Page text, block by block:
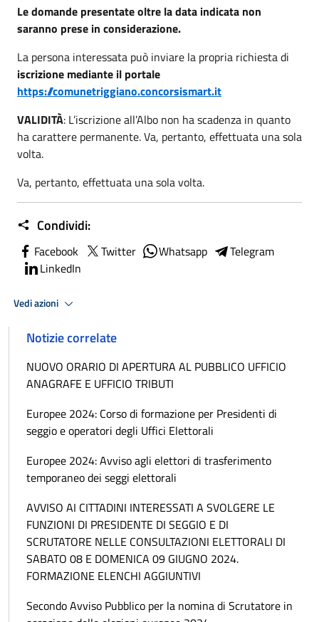
Le domande presentate oltre la data indicata non
saranno prese in considerazione.
La persona interessata può inviare la propria richiesta di
iscrizione mediante il portale
https://comunetriggiano.concorsismart.it
VALIDITÀ: L’iscrizione all’Albo non ha scadenza in quanto
ha carattere permanente. Va, pertanto, effettuata una sola
volta.
Va, pertanto, effettuata una sola volta.
Condividi:
Facebook Twitter Whatsapp
Telegram
LinkedIn
Vedi azioni
Notizie correlate
NUOVO ORARIO DI APERTURA AL PUBBLICO UFFICIO
ANAGRAFE E UFFICIO TRIBUTI
Europee 2024: Corso di formazione per Presidenti di
seggio e operatori degli Uffici Elettorali
Europee 2024: Avviso agli elettori di trasferimento
temporaneo dei seggi elettorali
AVVISO AI CITTADINI INTERESSATI A SVOLGERE LE
FUNZIONI DI PRESIDENTE DI SEGGIO E DI
SCRUTATORE NELLE CONSULTAZIONI ELETTORALI DI
SABATO 08 E DOMENICA 09 GIUGNO 2024.
FORMAZIONE ELENCHI AGGIUNTIVI
Secondo Avviso Pubblico per la nomina di Scrutatore in